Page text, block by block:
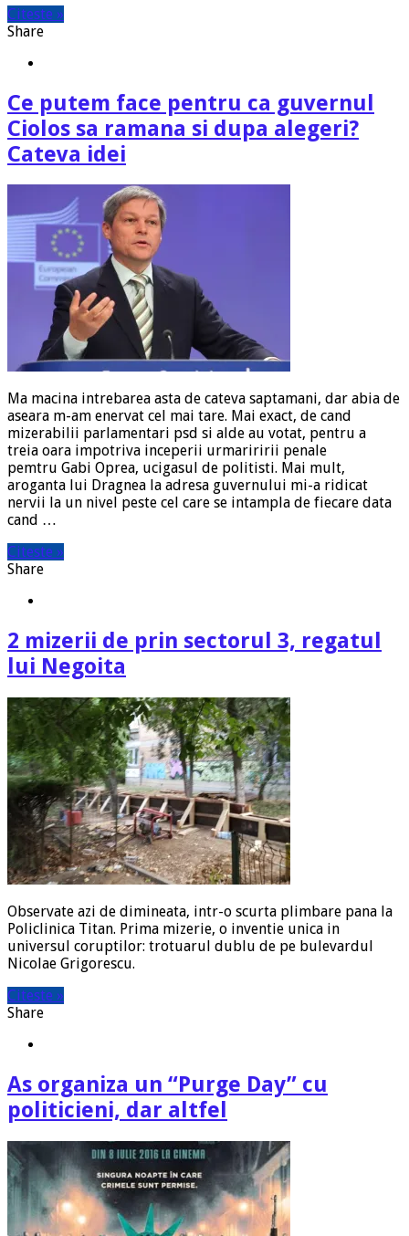
Citeste »
Share
Ce putem face pentru ca guvernul
Ciolos sa ramana si dupa alegeri?
Cateva idei
Ma macina intrebarea asta de cateva saptamani, dar abia de
aseara m-am enervat cel mai tare. Mai exact, de cand
mizerabilii parlamentari psd si alde au votat, pentru a
treia oara impotriva inceperii urmariririi penale
pemtru Gabi Oprea, ucigasul de politisti. Mai mult,
aroganta lui Dragnea la adresa guvernului mi-a ridicat
nervii la un nivel peste cel care se intampla de fiecare data
cand …
Citeste »
Share
2 mizerii de prin sectorul 3, regatul
lui Negoita
Observate azi de dimineata, intr-o scurta plimbare pana la
Policlinica Titan. Prima mizerie, o inventie unica in
universul coruptilor: trotuarul dublu de pe bulevardul
Nicolae Grigorescu.
Citeste »
Share
As organiza un “Purge Day” cu
politicieni, dar altfel